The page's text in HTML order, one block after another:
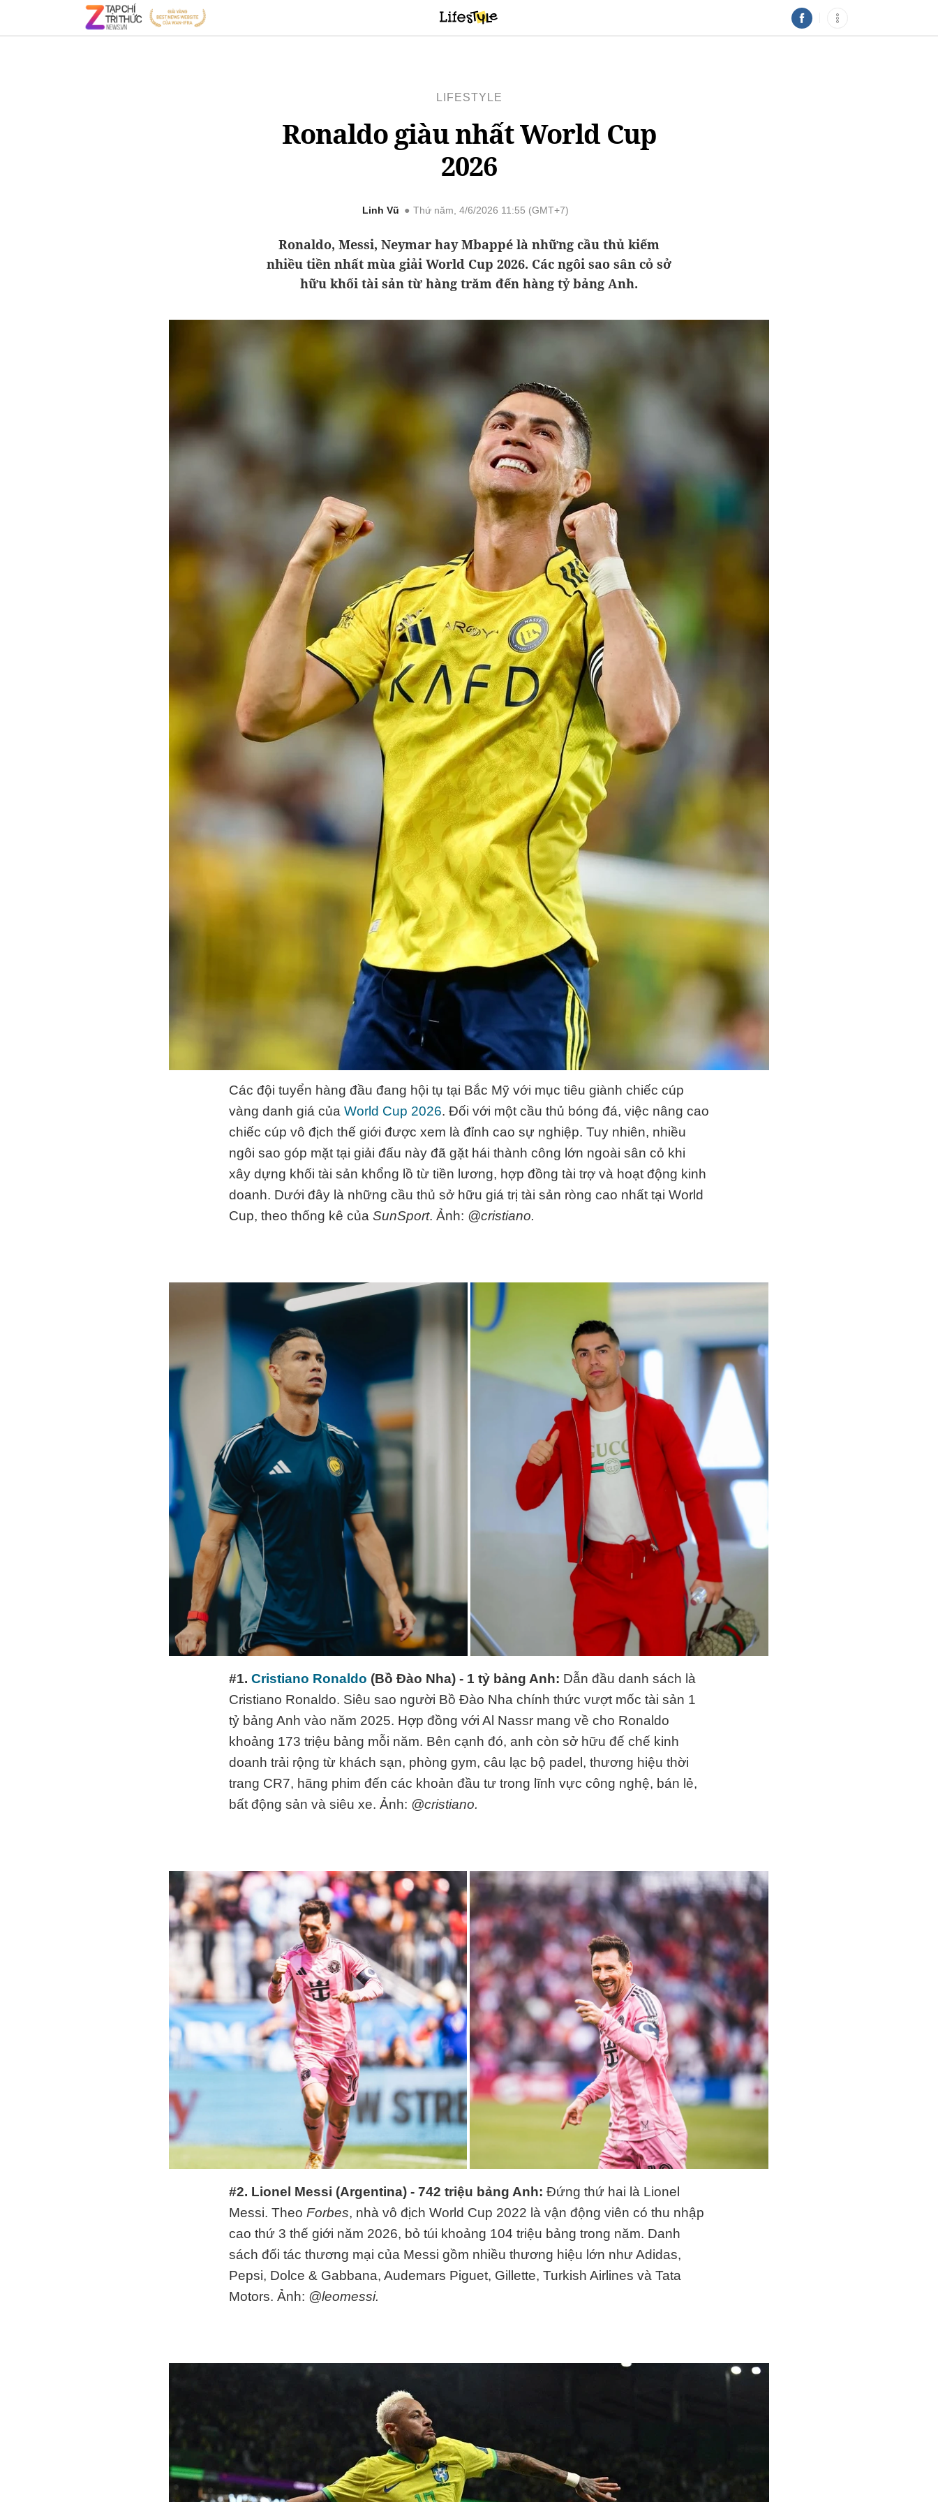
LIFESTYLE
Ronaldo giàu nhất World Cup
2026
Linh Vũ Thứ năm, 4/6/2026 11:55 (GMT+7)
Ronaldo, Messi, Neymar hay Mbappé là những cầu thủ kiếm
nhiều tiền nhất mùa giải World Cup 2026. Các ngôi sao sân cỏ sở
hữu khối tài sản từ hàng trăm đến hàng tỷ bảng Anh.
Các đội tuyển hàng đầu đang hội tụ tại Bắc Mỹ với mục tiêu giành chiếc cúp
vàng danh giá của World Cup 2026. Đối với một cầu thủ bóng đá, việc nâng cao
chiếc cúp vô địch thế giới được xem là đỉnh cao sự nghiệp. Tuy nhiên, nhiều
ngôi sao góp mặt tại giải đấu này đã gặt hái thành công lớn ngoài sân cỏ khi
xây dựng khối tài sản khổng lồ từ tiền lương, hợp đồng tài trợ và hoạt động kinh
doanh. Dưới đây là những cầu thủ sở hữu giá trị tài sản ròng cao nhất tại World
Cup, theo thống kê của SunSport. Ảnh: @cristiano.
#1. Cristiano Ronaldo (Bồ Đào Nha) - 1 tỷ bảng Anh: Dẫn đầu danh sách là
Cristiano Ronaldo. Siêu sao người Bồ Đào Nha chính thức vượt mốc tài sản 1
tỷ bảng Anh vào năm 2025. Hợp đồng với Al Nassr mang về cho Ronaldo
khoảng 173 triệu bảng mỗi năm. Bên cạnh đó, anh còn sở hữu đế chế kinh
doanh trải rộng từ khách sạn, phòng gym, câu lạc bộ padel, thương hiệu thời
trang CR7, hãng phim đến các khoản đầu tư trong lĩnh vực công nghệ, bán lẻ,
bất động sản và siêu xe. Ảnh: @cristiano.
#2. Lionel Messi (Argentina) - 742 triệu bảng Anh: Đứng thứ hai là Lionel
Messi. Theo Forbes, nhà vô địch World Cup 2022 là vận động viên có thu nhập
cao thứ 3 thế giới năm 2026, bỏ túi khoảng 104 triệu bảng trong năm. Danh
sách đối tác thương mại của Messi gồm nhiều thương hiệu lớn như Adidas,
Pepsi, Dolce & Gabbana, Audemars Piguet, Gillette, Turkish Airlines và Tata
Motors. Ảnh: @leomessi.